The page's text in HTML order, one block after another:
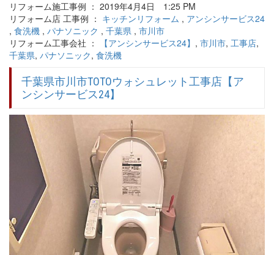
リフォーム施工事例 ： 2019年4月4日 1:25 PM
リフォーム店 工事例 ： キッチンリフォーム , アンシンサービス24
, 食洗機 , パナソニック , 千葉県 , 市川市
リフォーム工事会社 ：
【アンシンサービス24】 , 市川市, 工事店,
千葉県, パナソニック, 食洗機
千葉県市川市TOTOウォシュレット工事店【ア
ンシンサービス24】